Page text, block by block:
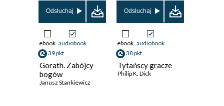
Odsłuchaj
ebook audiobook
39 pkt
Gorath. Zabójcy
bogów
Janusz Stankiewicz
Odsłuchaj
ebook audiobook
38 pkt
Tytańscy gracze
Philip K. Dick